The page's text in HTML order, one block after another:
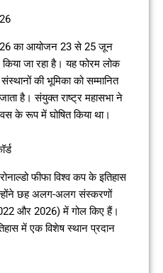
का आयोजन 23 से 25 जून
किया जा रहा है। यह फोरम लोक
की भूमिका को सम्मानित
है। संयुक्त राष्ट्र महासभा ने
के रूप में घोषित किया था।
फीफा विश्व कप के इतिहास
छह अलग-अलग संस्करणों
और 2026) में गोल किए हैं।
में एक विशेष स्थान प्रदान